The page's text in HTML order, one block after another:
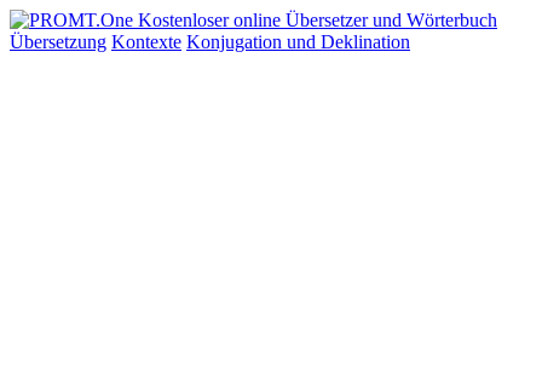
Übersetzung Kontexte Konjugation und Deklination